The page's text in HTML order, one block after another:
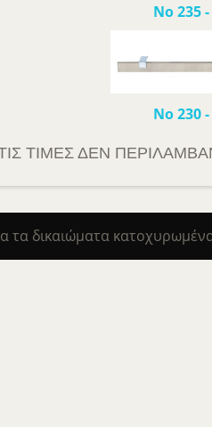
Νο 235-
Νο 230-
ΤΙΜΕΣ ΔΕΝ
τα δικαιώματα